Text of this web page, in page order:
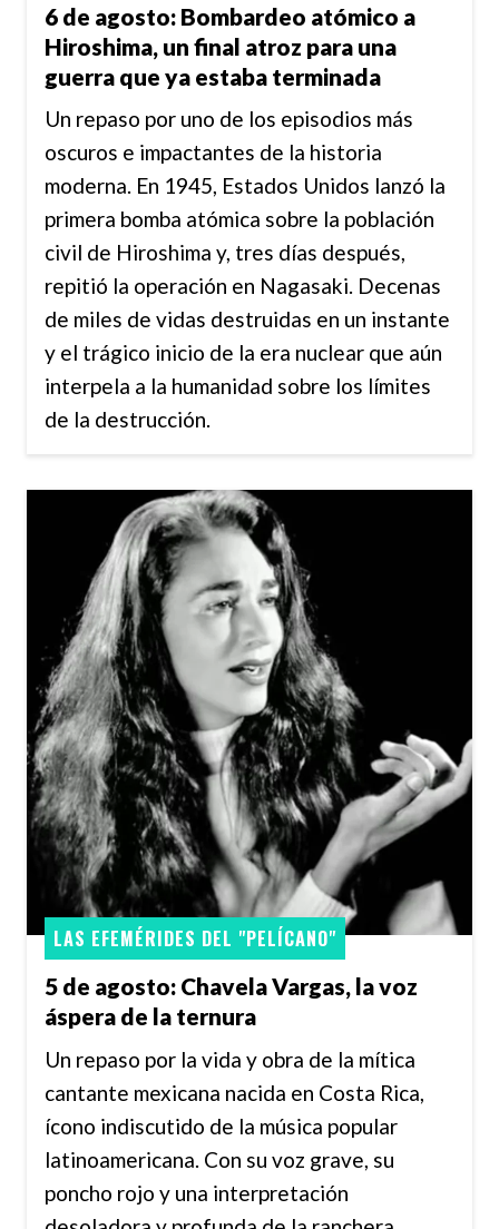
6 de agosto: Bombardeo atómico a
Hiroshima, un final atroz para una
guerra que ya estaba terminada
Un repaso por uno de los episodios más
oscuros e impactantes de la historia
moderna. En 1945, Estados Unidos lanzó la
primera bomba atómica sobre la población
civil de Hiroshima y, tres días después,
repitió la operación en Nagasaki. Decenas
de miles de vidas destruidas en un instante
y el trágico inicio de la era nuclear que aún
interpela a la humanidad sobre los límites
de la destrucción.
5 de agosto: Chavela Vargas, la voz
áspera de la ternura
LAS EFEMÉRIDES DEL "PELÍCANO"
Un repaso por la vida y obra de la mítica
cantante mexicana nacida en Costa Rica,
ícono indiscutido de la música popular
latinoamericana. Con su voz grave, su
poncho rojo y una interpretación